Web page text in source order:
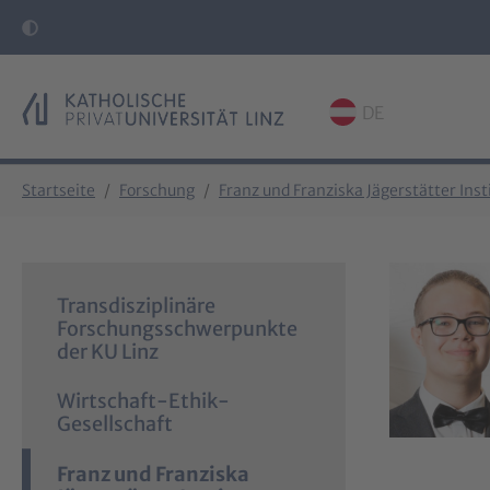
DE
Startseite Forschung Franz und Franziska Jägerstätter
Transdisziplinäre
Forschungsschwerpunkte
der KU Linz
Wirtschaft-Ethik-
Gesellschaft
Franz und Franziska